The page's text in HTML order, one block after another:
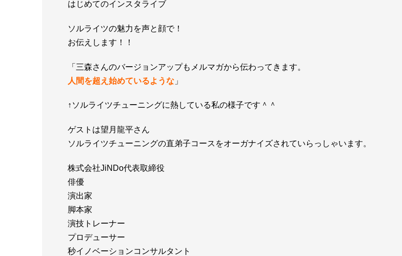
はじめてのインスタライブ
ソルライツの魅力を声と顔で！
お伝えします！！
「三森さんのバージョンアップもメルマガから伝わってきます。
人間を超え始めているような 」
↑ソルライツチューニングに熱している私の様子です＾＾
ゲストは望月龍平さん
ソルライツチューニングの直弟子コースをオーガナイズされていらっしゃいます。
株式会社JiNDo代表取締役
俳優
演出家
脚本家
演技トレーナー
プロデューサー
秒イノベーションコンサルタント